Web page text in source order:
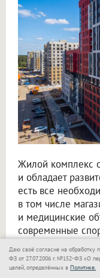
Жилой комплекс
и обладает
есть все
в том числе
и медицинские
современные
оздоровительная
водных
Даю своё согласие на обработку
ФЗ от 27.07.2006 г. №152-ФЗ «О
целей, определённых в Политике.